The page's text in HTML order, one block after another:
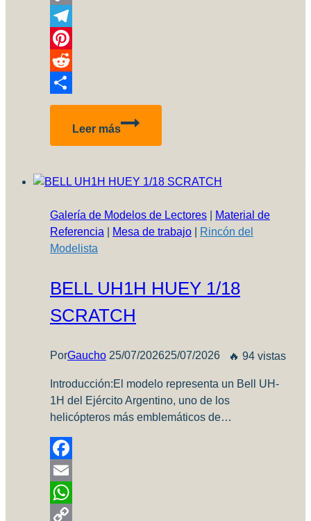
Copy
Link
Telegram
Pinterest
Reddit
Compartir
Leer más
Walkaround
Pucará
Galería de Modelos de Lectores
Material de
Referencia
Mesa de trabajo
Rincón del
Modelista
BELL UH1H HUEY 1/18
SCRATCH
PorGaucho 25/07/202625/07/2026 🔥 94 vistas
Introducción:El modelo representa un Bell UH-
1H del Ejército Argentino, uno de los
helicópteros más emblemáticos de…
Facebook
Email
WhatsApp